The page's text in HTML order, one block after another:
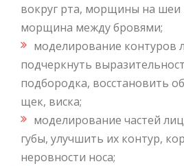
вокруг рта, морщины на шеи
морщина между бровями;
моделирование контуров
подчеркнуть
подбородка, восстановить
щек, виска;
моделирование частей
губы, улучшить их контур,
неровности носа;